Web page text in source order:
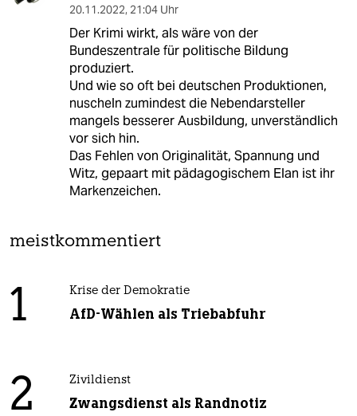
20.11.2022, 21:04 Uhr
Der Krimi wirkt, als wäre von der
Bundeszentrale für politische Bildung
produziert.
Und wie so oft bei deutschen Produktionen,
nuscheln zumindest die Nebendarsteller
mangels besserer Ausbildung, unverständlich
vor sich hin.
Das Fehlen von Originalität, Spannung und
Witz, gepaart mit pädagogischem Elan ist ihr
Markenzeichen.
meistkommentiert
1 Krise der Demokratie
AfD-Wählen als Triebabfuhr
2 Zivildienst
Zwangsdienst als Randnotiz